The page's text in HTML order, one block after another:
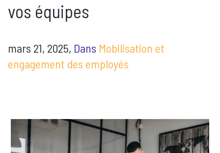
vos équipes
mars 21, 2025, Dans Mobilisation et
engagement des employés